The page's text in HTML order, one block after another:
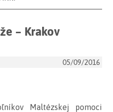
– Krakov
05/09/2016
Maltézskej pomoci